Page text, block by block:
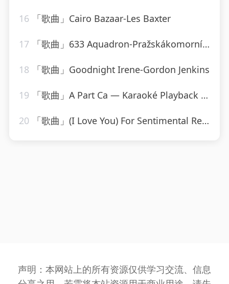
16 「歌曲」Cairo Bazaar-Les Baxter
17 「歌曲」633 Aquadron-Pražskákomornífilharmonie
18 「歌曲」Goodnight Irene-Gordon Jenkins
19 「歌曲」A Part Ca — Karaoké Playback Instrumental — Rendu Célèbre Par Jacques Dutronc-Karaoke
20 「歌曲」(I Love You) For Sentimental Reasons-John Leyton
声明：本网站上的所有资源仅供学习交流、信息